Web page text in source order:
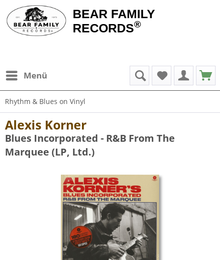
BEAR FAMILY
RECORDS®
Menü
Rhythm & Blues on Vinyl
Alexis Korner
Blues Incorporated - R&B From The
Marquee (LP, Ltd.)